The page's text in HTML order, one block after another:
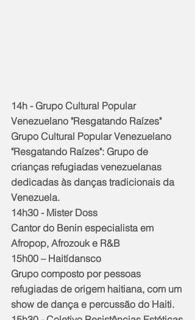
14h - Grupo Cultural Popular
Venezuelano "Resgatando Raízes"
Grupo Cultural Popular Venezuelano
"Resgatando Raízes": Grupo de
crianças refugiadas venezuelanas
dedicadas às danças tradicionais da
Venezuela.
14h30 - Mister Doss
Cantor do Benin especialista em
Afropop, Afrozouk e R&B
15h00 – Haitídansco
Grupo composto por pessoas
refugiadas de origem haitiana, com um
show de dança e percussão do Haiti.